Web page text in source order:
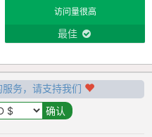
访问量很高
最佳
务，请支持我们